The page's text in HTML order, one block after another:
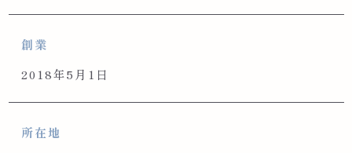
創業
2018年5月1日
所在地